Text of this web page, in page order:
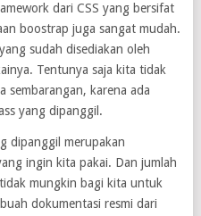
dari CSS yang bersifat
boostrap juga sangat mudah.
sudah disediakan oleh
Tentunya saja kita tidak
sembarangan, karena ada
yang dipanggil.
merupakan
ingin kita pakai. Dan jumlah
mungkin bagi kita untuk
dokumentasi resmi dari